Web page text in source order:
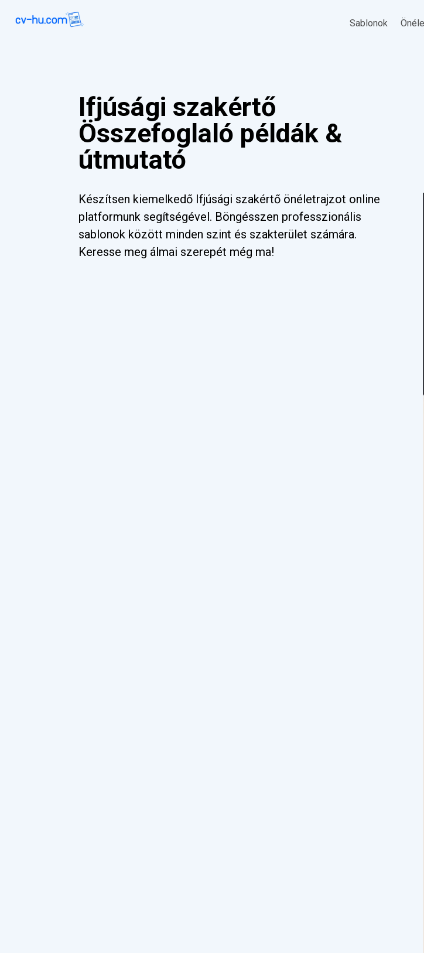
Sablonok
Ifjúsági szakértő
Összefoglaló példák &
útmutató
Készítsen kiemelkedő Ifjúsági szakértő önéletrajzot online
platformunk segítségével. Böngésszen professzionális
sablonok között minden szint és szakterület számára.
Keresse meg álmai szerepét még ma!